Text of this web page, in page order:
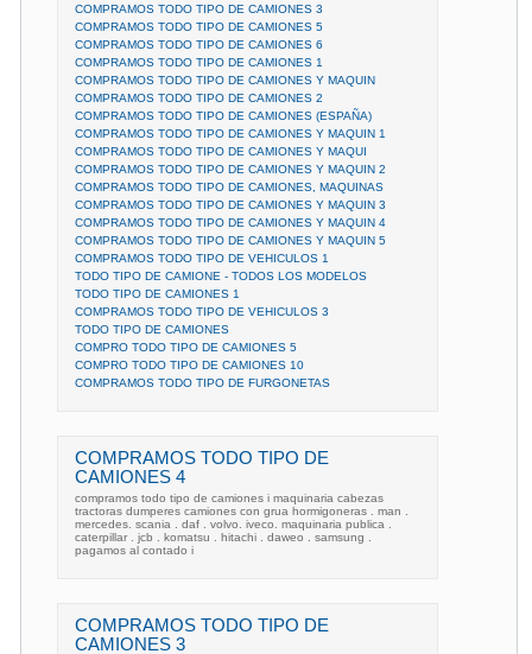
COMPRAMOS TODO TIPO DE CAMIONES 3
COMPRAMOS TODO TIPO DE CAMIONES 5
COMPRAMOS TODO TIPO DE CAMIONES 6
COMPRAMOS TODO TIPO DE CAMIONES 1
COMPRAMOS TODO TIPO DE CAMIONES Y MAQUIN
COMPRAMOS TODO TIPO DE CAMIONES 2
COMPRAMOS TODO TIPO DE CAMIONES (ESPAÑA)
COMPRAMOS TODO TIPO DE CAMIONES Y MAQUIN 1
COMPRAMOS TODO TIPO DE CAMIONES Y MAQUI
COMPRAMOS TODO TIPO DE CAMIONES Y MAQUIN 2
COMPRAMOS TODO TIPO DE CAMIONES, MAQUINAS
COMPRAMOS TODO TIPO DE CAMIONES Y MAQUIN 3
COMPRAMOS TODO TIPO DE CAMIONES Y MAQUIN 4
COMPRAMOS TODO TIPO DE CAMIONES Y MAQUIN 5
COMPRAMOS TODO TIPO DE VEHICULOS 1
TODO TIPO DE CAMIONE - TODOS LOS MODELOS
TODO TIPO DE CAMIONES 1
COMPRAMOS TODO TIPO DE VEHICULOS 3
TODO TIPO DE CAMIONES
COMPRO TODO TIPO DE CAMIONES 5
COMPRO TODO TIPO DE CAMIONES 10
COMPRAMOS TODO TIPO DE FURGONETAS
COMPRAMOS TODO TIPO DE
CAMIONES 4
compramos todo tipo de camiones i maquinaria cabezas
tractoras dumperes camiones con grua hormigoneras . man .
mercedes. scania . daf . volvo. iveco. maquinaria publica .
caterpillar . jcb . komatsu . hitachi . daweo . samsung .
pagamos al contado i
COMPRAMOS TODO TIPO DE
CAMIONES 3